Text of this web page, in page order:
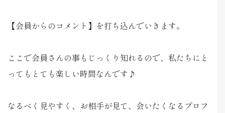
【会員からのコメント】を打ち込んでいきます。
ここで会員さんの事もじっくり知れるので、私たちにと
ってもとても楽しい時間なんです♪
なるべく見やすく、お相手が見て、会いたくなるプロフ